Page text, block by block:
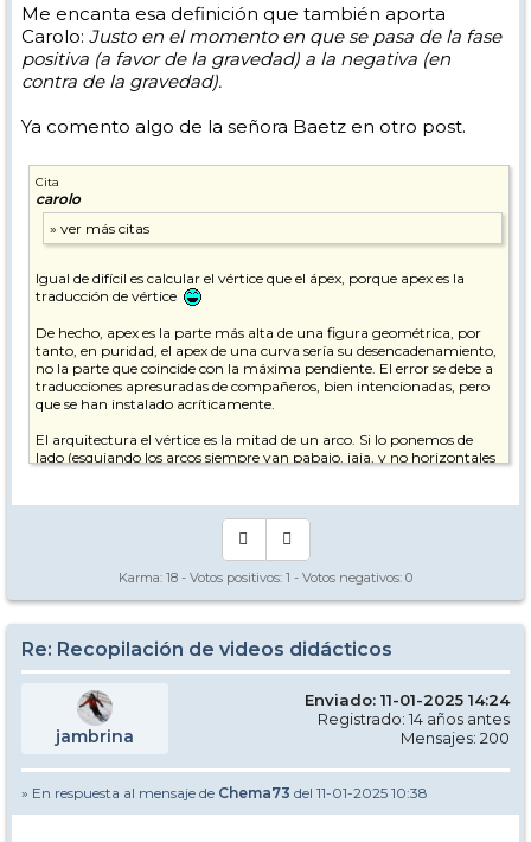
Me encanta esa definición que también aporta
Carolo: Justo en el momento en que se pasa de la fase
positiva (a favor de la gravedad) a la negativa (en
contra de la gravedad).
Ya comento algo de la señora Baetz en otro post.
Cita
carolo
Igual de difícil es calcular el vértice que el ápex, porque apex es la
traducción de vértice
De hecho, apex es la parte más alta de una figura geométrica, por
tanto, en puridad, el apex de una curva sería su desencadenamiento,
no la parte que coincide con la máxima pendiente. El error se debe a
traducciones apresuradas de compañeros, bien intencionadas, pero
que se han instalado acríticamente.
El arquitectura el vértice es la mitad de un arco. Si lo ponemos de
lado (esquiando los arcos siempre van pabajo, jaja, y no horizontales
favor de la gravedad) a la negativa (en contra de la gravedad).
Este es el sentido que se le da a apex de la curva en el inglés del esquí,
y el que le quiso dar el compañero que lo tradujo así o, mejor dicho,
no lo tradujo, sino que lo puso en inglés directamente, sin que la
mayoría de la gente entendiera bien a qué se refería.
Karma: 18 - Votos positivos: 1 - Votos negativos: 0
Re: Recopilación de videos didácticos
jambrina
Enviado: 11-01-2025 14:24
Registrado: 14 años antes
Mensajes: 200
» En respuesta al mensaje de Chema73 del 11-01-2025 10:38